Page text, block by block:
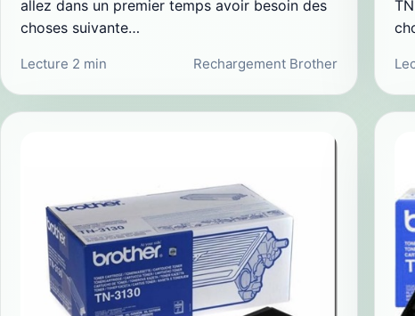
allez dans un premier temps avoir besoin des
choses suivante…
Lecture 2 min Rechargement Brother